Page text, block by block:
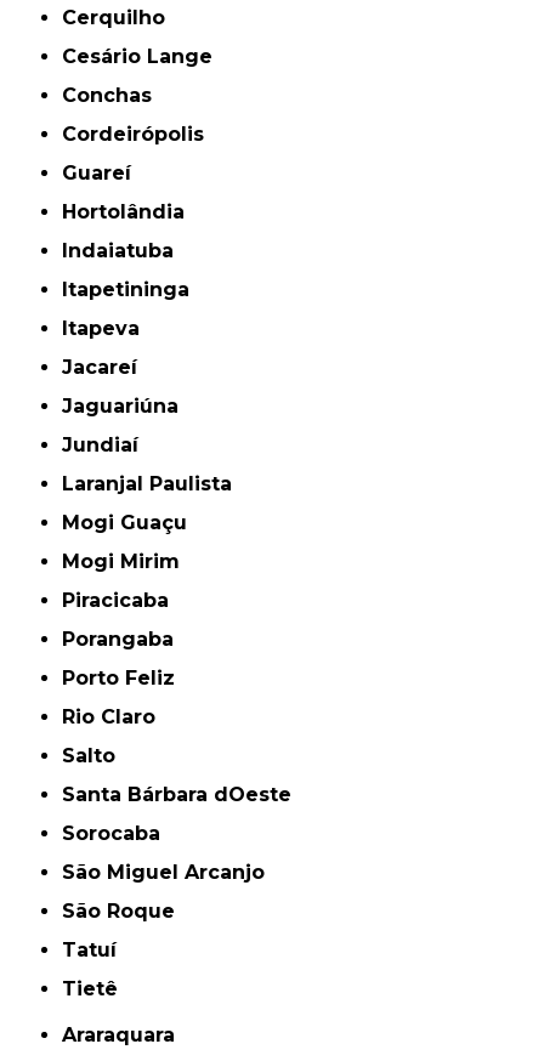
Cerquilho
Cesário Lange
Conchas
Cordeirópolis
Guareí
Hortolândia
Indaiatuba
Itapetininga
Itapeva
Jacareí
Jaguariúna
Jundiaí
Laranjal Paulista
Mogi Guaçu
Mogi Mirim
Piracicaba
Porangaba
Porto Feliz
Rio Claro
Salto
Santa Bárbara dOeste
Sorocaba
São Miguel Arcanjo
São Roque
Tatuí
Tietê
Araraquara